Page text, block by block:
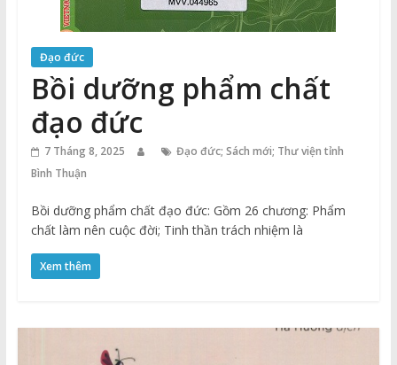
Đạo đức
Bồi dưỡng phẩm chất
đạo đức
7 Tháng 8, 2025
Đạo đức; Sách mới; Thư viện tỉnh
Bình Thuận
Bồi dưỡng phẩm chất đạo đức: Gồm 26 chương: Phẩm
chất làm nên cuộc đời; Tinh thần trách nhiệm là
Xem thêm